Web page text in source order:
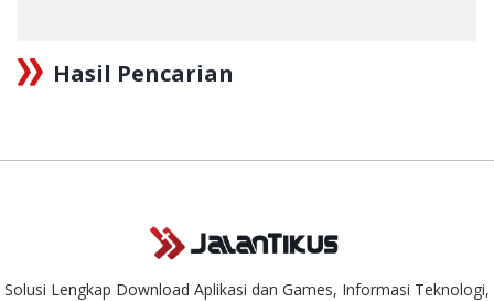
Hasil Pencarian
Solusi Lengkap Download Aplikasi dan Games, Informasi Teknologi,